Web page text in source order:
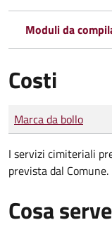
Moduli da
Costi
Tipo di pagamento
Importo
Marca da bollo
I servizi cimiteriali
prevista dal Comune.
Cosa serve